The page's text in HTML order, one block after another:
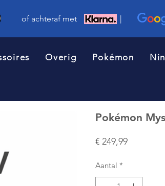
of achteraf met |
Overig Pokémon
Pokémon
€ 249,99Prijs
Aantal *